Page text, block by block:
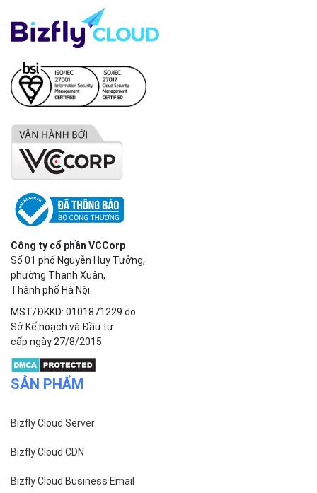
Công ty cổ phần VCCorp
Số 01 phố Nguyễn Huy Tưởng,
phường Thanh Xuân,
Thành phố Hà Nội.
MST/ĐKKD: 0101871229 do
Sở Kế hoạch và Đầu tư
cấp ngày 27/8/2015
SẢN PHẨM
Bizfly Cloud Server
Bizfly Cloud CDN
Bizfly Cloud Business Email